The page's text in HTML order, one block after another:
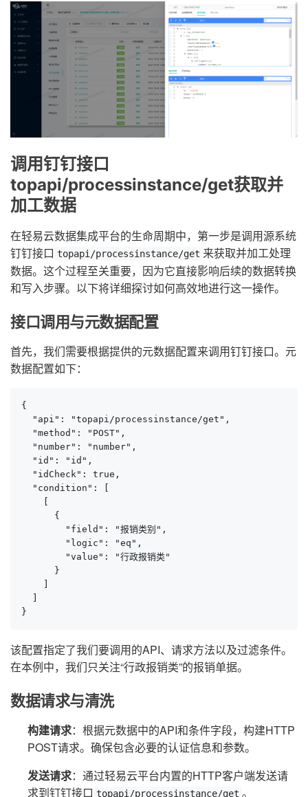
调用钉钉接口
topapi/processinstance/get获取并
加工数据
在轻易云数据集成平台的生命周期中，第一步是调用源系统
钉钉接口 topapi/processinstance/get 来获取并加工处理
数据。这个过程至关重要，因为它直接影响后续的数据转换
和写入步骤。以下将详细探讨如何高效地进行这一操作。
接口调用与元数据配置
首先，我们需要根据提供的元数据配置来调用钉钉接口。元
数据配置如下：
{
  "api": "topapi/processinstance/get",
  "method": "POST",
  "number": "number",
  "id": "id",
  "idCheck": true,
  "condition": [
      {
        "field": "报销类别",
        "logic": "eq",
        "value": "行政报销类"
      }
}
该配置指定了我们要调用的API、请求方法以及过滤条件。
在本例中，我们只关注“行政报销类”的报销单据。
数据请求与清洗
构建请求：根据元数据中的API和条件字段，构建HTTP
POST请求。确保包含必要的认证信息和参数。
发送请求：通过轻易云平台内置的HTTP客户端发送请
求到钉钉接口 topapi/processinstance/get 。